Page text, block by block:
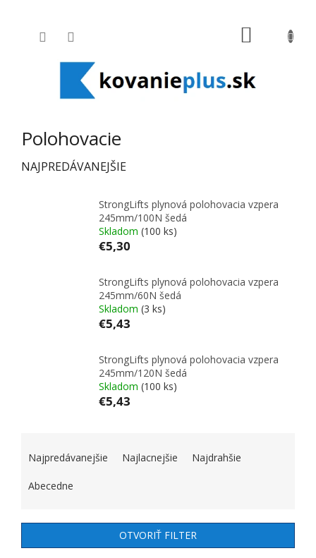
Polohovacie
NAJPREDÁVANEJŠIE
StrongLifts plynová polohovacia vzpera
245mm/100N šedá
Skladom (100 ks)
€5,30
StrongLifts plynová polohovacia vzpera
245mm/60N šedá
Skladom (3 ks)
€5,43
StrongLifts plynová polohovacia vzpera
245mm/120N šedá
Skladom (100 ks)
€5,43
Najpredávanejšie Najlacnejšie Najdrahšie
Abecedne
OTVORIŤ FILTER